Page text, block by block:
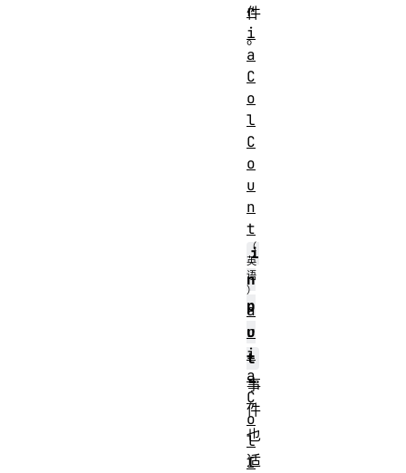
件
。
Cancelable
Interface
i
n
p
u
t
事
件
也
适
r
i
a
C
o
l
C
o
u
n
t
a
r
i
a
C
o
l
I